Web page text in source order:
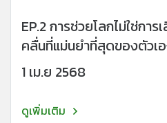
EP.2 การช่วยโลกไม่ใช่กา
คลื่นที่แม่นยำที่สุดของตัวเ
1 เม.ย 2568
ดูเพิ่มเติม